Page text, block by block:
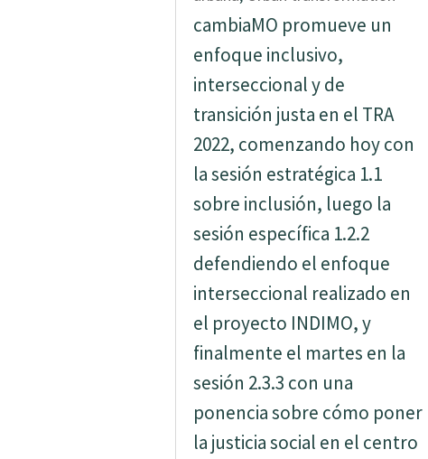
cambiaMO promueve un
enfoque inclusivo,
interseccional y de
transición justa en el TRA
2022, comenzando hoy con
la sesión estratégica 1.1
sobre inclusión, luego la
sesión específica 1.2.2
defendiendo el enfoque
interseccional realizado en
el proyecto INDIMO, y
finalmente el martes en la
sesión 2.3.3 con una
ponencia sobre cómo poner
la justicia social en el centro